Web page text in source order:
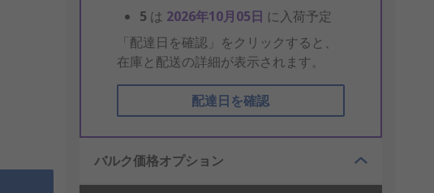
5 は 2026年10月05日 に入荷予定
「配達日を確認」をクリックすると、
在庫と配送の詳細が表示されます。
配達日を確認
バルク価格オプション